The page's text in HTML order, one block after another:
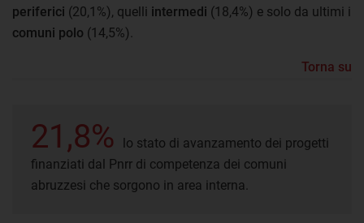
periferici (20,1%), quelli intermedi (18,4%) e solo da ultimi i
comuni polo (14,5%).
Torna su
21,8%
lo stato di avanzamento dei progetti
finanziati dal Pnrr di competenza dei comuni
abruzzesi che sorgono in area interna.